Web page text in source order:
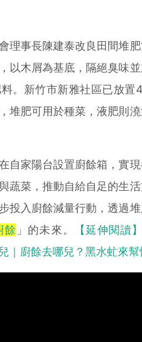
事長陳建泰改良田間堆肥
以木屑為基底，隔絕臭味
。新竹市新雅社區已放置
堆肥可用於種菜，液肥則
家陽台設置廚餘箱，實現
蔬菜，推動自給自足的生
投入廚餘減量行動，透過
餘 」的未來。
【延伸閱讀
｜廚餘去哪兒？黑水虻來幫